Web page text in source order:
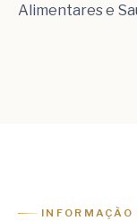
Alimentares e
INFORMAÇÃO